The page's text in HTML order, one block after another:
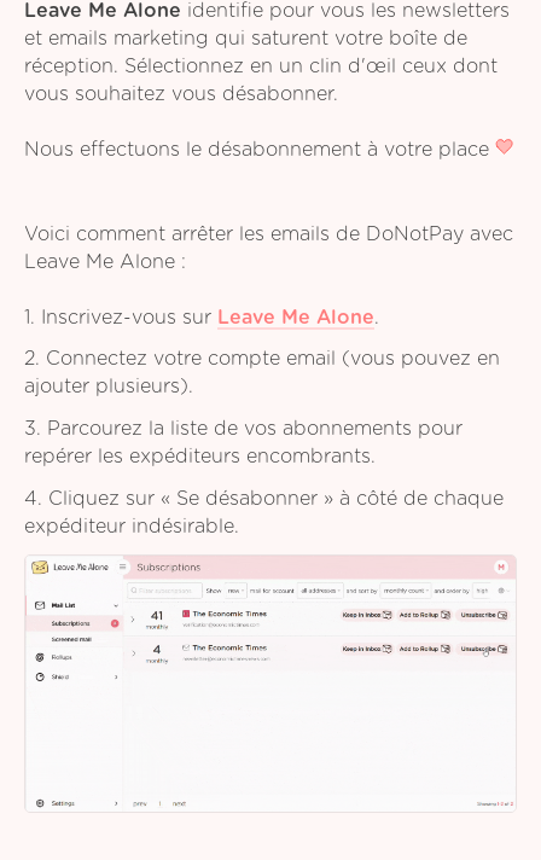
Leave Me Alone identifie pour vous les newsletters
et emails marketing qui saturent votre boîte de
réception. Sélectionnez en un clin d'œil ceux dont
vous souhaitez vous désabonner.
Nous effectuons le désabonnement à votre place
Voici comment arrêter les emails de DoNotPay avec
Leave Me Alone :
1. Inscrivez-vous sur Leave Me Alone.
2. Connectez votre compte email (vous pouvez en
ajouter plusieurs).
3. Parcourez la liste de vos abonnements pour
repérer les expéditeurs encombrants.
4. Cliquez sur « Se désabonner » à côté de chaque
expéditeur indésirable.